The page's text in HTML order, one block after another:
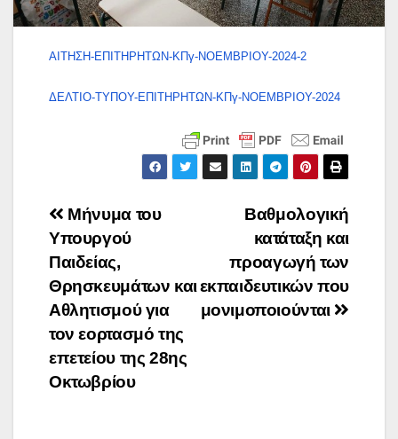
ΑΙΤΗΣΗ-ΕΠΙΤΗΡΗΤΩΝ-ΚΠγ-ΝΟΕΜΒΡΙΟΥ-2024-2
ΔΕΛΤΙΟ-ΤΥΠΟΥ-ΕΠΙΤΗΡΗΤΩΝ-ΚΠγ-ΝΟΕΜΒΡΙΟΥ-2024
Πλοήγηση
άρθρων
Βαθμολογική
κατάταξη και
προαγωγή των
εκπαιδευτικών που
μονιμοποιούνται
Μήνυμα του
Υπουργού
Παιδείας,
Θρησκευμάτων και
Αθλητισμού για
τον εορτασμό της
επετείου της 28ης
Οκτωβρίου